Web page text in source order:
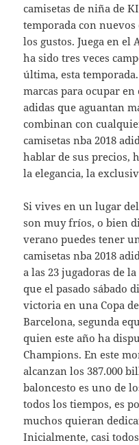
camisetas de niña de
temporada con
los gustos. Juega en
ha sido tres veces
última, esta
marcas para ocupar en
adidas que aguantan
combinan con
camisetas nba 2018
hablar de sus precios,
la elegancia, la
Si vives en un lugar
son muy fríos, o bien
verano puedes tener
camisetas nba 2018
a las 23 jugadoras de
que el pasado sábado
victoria en una Copa
Barcelona, segunda
quien este año ha
Champions. En este
alcanzan los 387.000
baloncesto es uno de
todos los tiempos, es
muchos quieran
Inicialmente, casi